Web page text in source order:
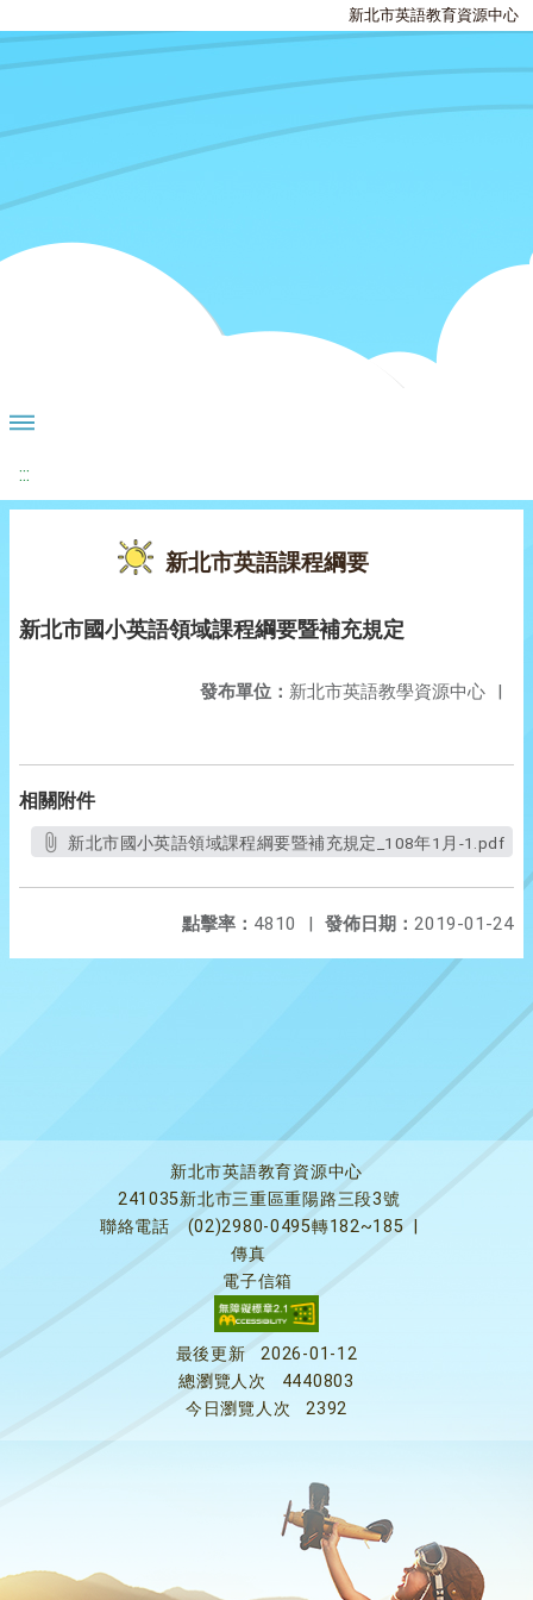
新北市英語教育資源中心
:::
新北市英語課程綱要
新北市國小英語領域課程綱要暨補充規定
發布單位： 新北市英語教學資源中心 |
相關附件
新北市國小英語領域課程綱要暨補充規定_108年1月-1.pdf
發佈日期： 2019-01-24
點擊率： 4810 |
新北市英語教育資源中心
241035新北市三重區重陽路三段3號
聯絡電話
(02)2980-0495轉182~185
傳真
電子信箱
最後更新
2026-01-12
總瀏覽人次
4440803
今日瀏覽人次
2392